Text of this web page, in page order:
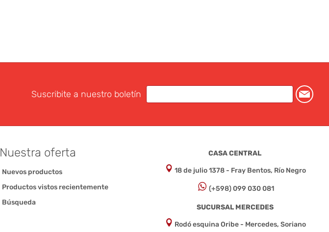
Suscribite a nuestro boletín
Nuestra oferta
Nuevos productos
Productos vistos recientemente
Búsqueda
CASA CENTRAL
18 de julio 1378 - Fray Bentos, Río Negro
(+598) 099 030 081
SUCURSAL MERCEDES
Rodó esquina Oribe - Mercedes, Soriano